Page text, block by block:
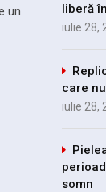
un
liberă
iulie 28,
care
iulie 28,
somn